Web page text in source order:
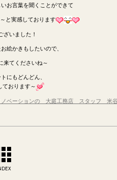
お言葉を聞くことができて
と実感しております
ざいました！
絵かきもしたいので、
来てくださいね～
にもどんどん、
ております～
ベーションの 大庭工務店 スタッフ 米